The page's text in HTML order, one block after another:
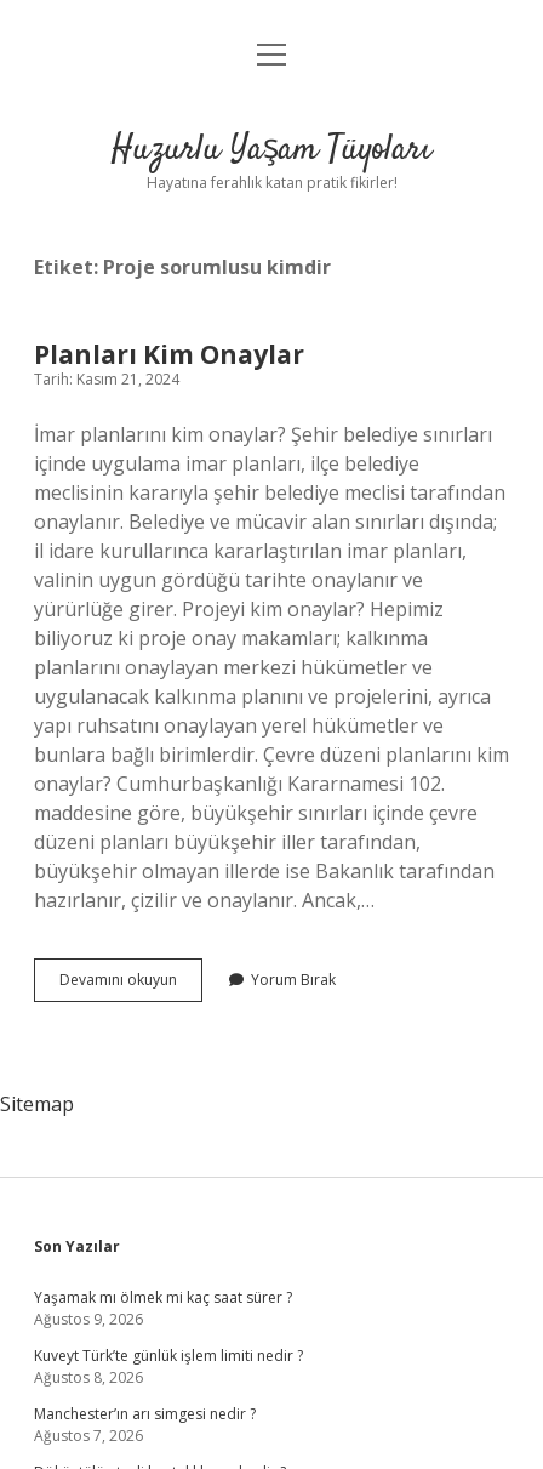
Anasayfa
Yasal Uyarı
menüyü
Huzurlu Yaşam Tüyoları
Hayatına ferahlık katan pratik fikirler!
Etiket: Proje sorumlusu kimdir
Planları Kim Onaylar
Tarih: Kasım 21, 2024
İmar planlarını kim onaylar? Şehir belediye sınırları
içinde uygulama imar planları, ilçe belediye
meclisinin kararıyla şehir belediye meclisi tarafından
onaylanır. Belediye ve mücavir alan sınırları dışında;
il idare kurullarınca kararlaştırılan imar planları,
valinin uygun gördüğü tarihte onaylanır ve
yürürlüğe girer. Projeyi kim onaylar? Hepimiz
biliyoruz ki proje onay makamları; kalkınma
planlarını onaylayan merkezi hükümetler ve
uygulanacak kalkınma planını ve projelerini, ayrıca
yapı ruhsatını onaylayan yerel hükümetler ve
bunlara bağlı birimlerdir. Çevre düzeni planlarını kim
onaylar? Cumhurbaşkanlığı Kararnamesi 102.
maddesine göre, büyükşehir sınırları içinde çevre
düzeni planları büyükşehir iller tarafından,
büyükşehir olmayan illerde ise Bakanlık tarafından
hazırlanır, çizilir ve onaylanır. Ancak,…
Devamını okuyun
Kim
Yorum Bırak
Sitemap
Sidebar
Son Yazılar
Yaşamak mı ölmek mi kaç saat sürer ?
Ağustos 9, 2026
Kuveyt Türk’te günlük işlem limiti nedir ?
Ağustos 8, 2026
Manchester’ın arı simgesi nedir ?
Ağustos 7, 2026